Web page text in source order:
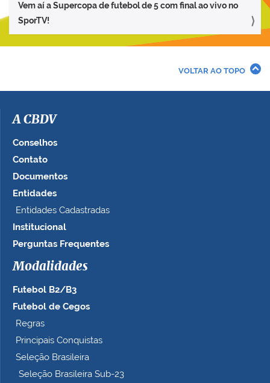
Vem aí a Supercopa de futebol de 5 com final ao vivo no
SporTV!
VOLTAR AO TOPO
A CBDV
Conselhos
Contato
Documentos
Entidades
Entidades Cadastradas
Institucional
Perguntas Frequentes
Modalidades
Futebol B2/B3
Futebol de Cegos
Regras
Principais Conquistas
Seleção Brasileira
Seleção Brasileira Sub-23